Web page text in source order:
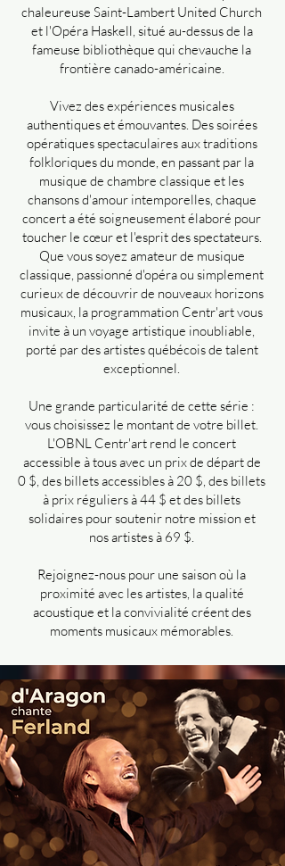
chaleureuse Saint-Lambert United Church
et l'Opéra Haskell, situé au-dessus de la
fameuse bibliothèque qui chevauche la
frontière canado-américaine.
Vivez des expériences musicales
authentiques et émouvantes. Des soirées
opératiques spectaculaires aux traditions
folkloriques du monde, en passant par la
musique de chambre classique et les
chansons d'amour intemporelles, chaque
concert a été soigneusement élaboré pour
toucher le cœur et l'esprit des spectateurs.
Que vous soyez amateur de musique
classique, passionné d'opéra ou simplement
curieux de découvrir de nouveaux horizons
musicaux, la programmation Centr'art vous
invite à un voyage artistique inoubliable,
porté par des artistes québécois de talent
exceptionnel.
Une grande particularité de cette série :
vous choisissez le montant de votre billet.
L'OBNL Centr'art rend le concert
accessible à tous avec un prix de départ de
0 $, des billets accessibles à 20 $, des billets
à prix réguliers à 44 $ et des billets
solidaires pour soutenir notre mission et
nos artistes à 69 $.
Rejoignez-nous pour une saison où la
proximité avec les artistes, la qualité
acoustique et la convivialité créent des
moments musicaux mémorables.